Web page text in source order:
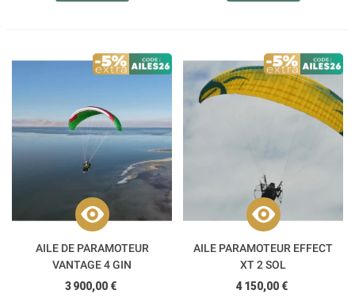
AILE DE PARAMOTEUR
VANTAGE 4 GIN
3 900,00 €
AILE PARAMOTEUR EFFECT
XT 2 SOL
4 150,00 €